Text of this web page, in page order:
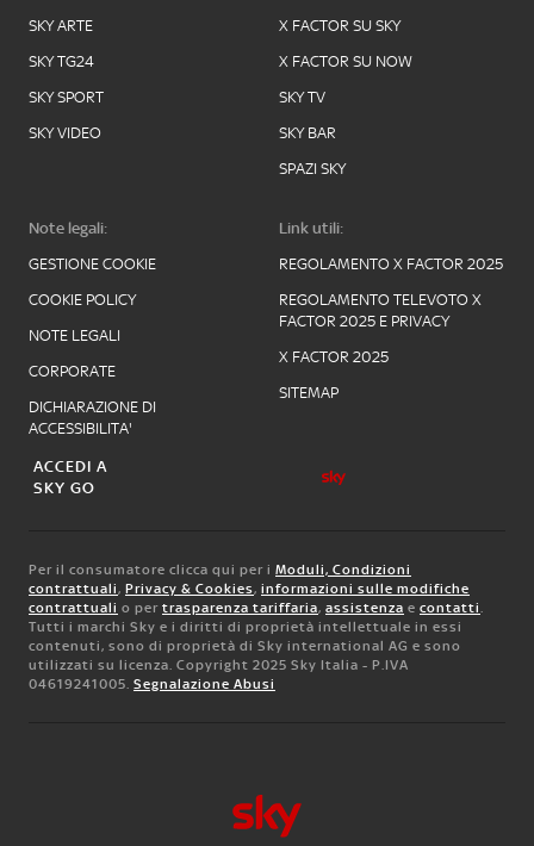
SKY ARTE
SKY TG24
SKY SPORT
SKY VIDEO
X FACTOR SU SKY
X FACTOR SU NOW
SKY TV
SKY BAR
SPAZI SKY
Note legali:
GESTIONE COOKIE
COOKIE POLICY
NOTE LEGALI
CORPORATE
DICHIARAZIONE DI
ACCESSIBILITA'
Link utili:
REGOLAMENTO X FACTOR 2025
REGOLAMENTO TELEVOTO X
FACTOR 2025 E PRIVACY
X FACTOR 2025
SITEMAP
ACCEDI A
SKY GO
Per il consumatore clicca qui per i Moduli, Condizioni
contrattuali, Privacy & Cookies, informazioni sulle modifiche
contrattuali o per trasparenza tariffaria, assistenza e contatti.
Tutti i marchi Sky e i diritti di proprietà intellettuale in essi
contenuti, sono di proprietà di Sky international AG e sono
utilizzati su licenza. Copyright 2025 Sky Italia - P.IVA
04619241005. Segnalazione Abusi